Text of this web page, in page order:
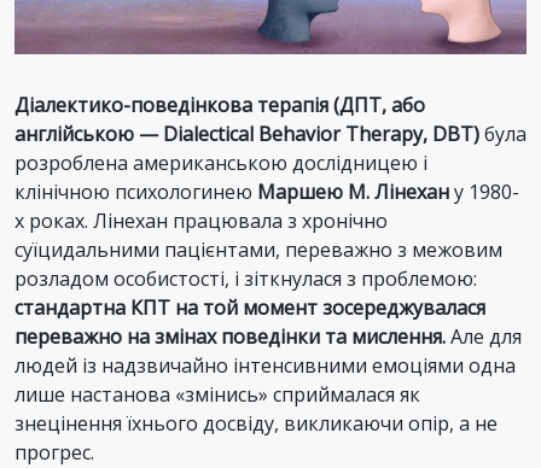
Діалектико-поведінкова терапія (ДПТ, або
англійською — Dialectical Behavior Therapy, DBT)була
розроблена американською дослідницею і
клінічною психологинею Маршею М. Лінехану 1980-
х роках. Лінехан працювала з хронічно
суїцидальними пацієнтами, переважно з межовим
розладом особистості, і зіткнулася з проблемою:
стандартна КПТ на той момент зосереджувалася
переважно на змінах поведінки та мислення.Але для
людей із надзвичайно інтенсивними емоціями одна
лише настанова «змінись» сприймалася як
знецінення їхнього досвіду, викликаючи опір, а не
прогрес.